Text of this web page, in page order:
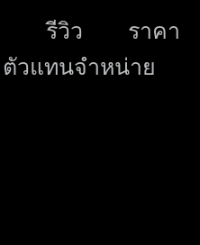
content
รีวิว ราคา
ตัวแทนจำหน่าย